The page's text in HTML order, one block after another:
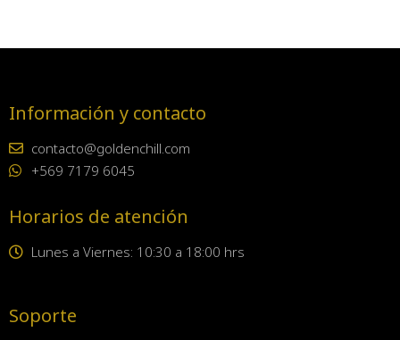
Información y contacto
contacto@goldenchill.com
+569 7179 6045
Horarios de atención
Lunes a Viernes: 10:30 a 18:00 hrs
Soporte